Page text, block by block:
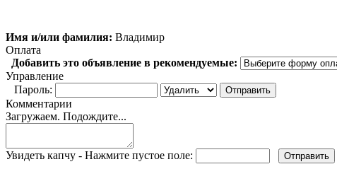
Имя и/или фамилия: Владимир
Оплата
Добавить это объявление в рекомендуемые:
Управление
Пароль:
Комментарии
Загружаем. Подождите...
Увидеть капчу - Нажмите пустое поле: